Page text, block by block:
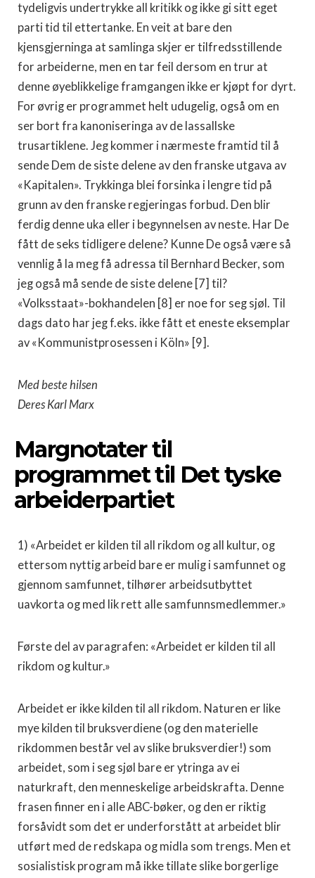
tydeligvis undertrykke all kritikk og ikke gi sitt eget
parti tid til ettertanke. En veit at bare den
kjensgjerninga at samlinga skjer er tilfredsstillende
for arbeiderne, men en tar feil dersom en trur at
denne øyeblikkelige framgangen ikke er kjøpt for dyrt.
For øvrig er programmet helt udugelig, også om en
ser bort fra kanoniseringa av de lassallske
trusartiklene. Jeg kommer i nærmeste framtid til å
sende Dem de siste delene av den franske utgava av
«Kapitalen». Trykkinga blei forsinka i lengre tid på
grunn av den franske regjeringas forbud. Den blir
ferdig denne uka eller i begynnelsen av neste. Har De
fått de seks tidligere delene? Kunne De også være så
vennlig å la meg få adressa til Bernhard Becker, som
jeg også må sende de siste delene [7] til?
«Volksstaat»-bokhandelen [8] er noe for seg sjøl. Til
dags dato har jeg f.eks. ikke fått et eneste eksemplar
av «Kommunistprosessen i Köln» [9].
Med beste hilsen
Deres Karl Marx
Margnotater til
programmet til Det tyske
arbeiderpartiet
1) «Arbeidet er kilden til all rikdom og all kultur, og
ettersom nyttig arbeid bare er mulig i samfunnet og
gjennom samfunnet, tilhører arbeidsutbyttet
uavkorta og med lik rett alle samfunnsmedlemmer.»
Første del av paragrafen: «Arbeidet er kilden til all
rikdom og kultur.»
Arbeidet er ikke kilden til all rikdom. Naturen er like
mye kilden til bruksverdiene (og den materielle
rikdommen består vel av slike bruksverdier!) som
arbeidet, som i seg sjøl bare er ytringa av ei
naturkraft, den menneskelige arbeidskrafta. Denne
frasen finner en i alle ABC-bøker, og den er riktig
forsåvidt som det er underforstått at arbeidet blir
utført med de redskapa og midla som trengs. Men et
sosialistisk program må ikke tillate slike borgerlige